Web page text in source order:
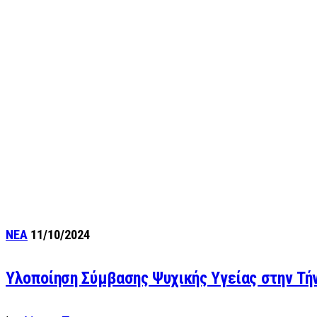
ΝΕΑ 11/10/2024
Υλοποίηση Σύμβασης Ψυχικής Υγείας στην